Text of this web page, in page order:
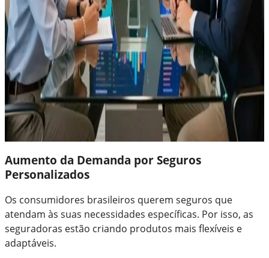
Aumento da Demanda por Seguros
Personalizados
Os consumidores brasileiros querem seguros que
atendam às suas necessidades específicas. Por isso, as
seguradoras estão criando produtos mais flexíveis e
adaptáveis.